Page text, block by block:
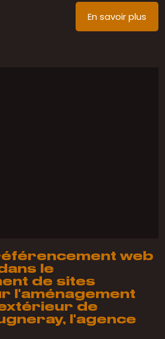
En savoir plus
web
le
de sites
l'aménagement
de
l'agence